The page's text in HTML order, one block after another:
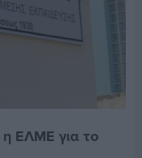
η ΕΛΜΕ για το